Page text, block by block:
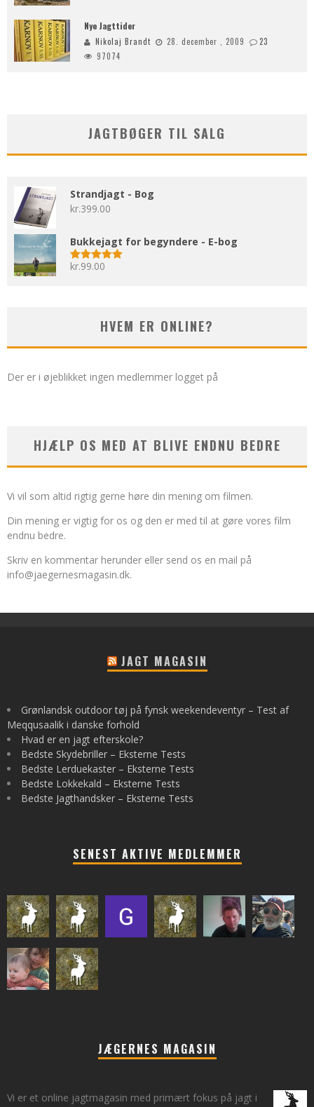
Nye Jagttider
Nikolaj Brandt 28. december , 2009
23
97074
JAGTBØGER TIL SALG
Strandjagt - Bog
kr.399.00
Bukkejagt for begyndere - E-bog
Vurderet
kr.99.00
HVEM ER ONLINE?
Der er i øjeblikket ingen medlemmer logget på
HJÆLP OS MED AT BLIVE ENDNU BEDRE
Vi vil som altid rigtig gerne høre din mening om filmen.
Din mening er vigtig for os og den er med til at gøre vores film
endnu bedre.
Skriv en kommentar herunder eller send os en mail på
info@jaegernesmagasin.dk.
JAGT MAGASIN
Grønlandsk outdoor tøj på fynsk weekendeventyr – Test af
Meqqusaalik i danske forhold
Hvad er en jagt efterskole?
Bedste Skydebriller – Eksterne Tests
Bedste Lerduekaster – Eksterne Tests
Bedste Lokkekald – Eksterne Tests
Bedste Jagthandsker – Eksterne Tests
SENEST AKTIVE MEDLEMMER
JÆGERNES MAGASIN
Vi er et online jagtmagasin med primært fokus på jagt i